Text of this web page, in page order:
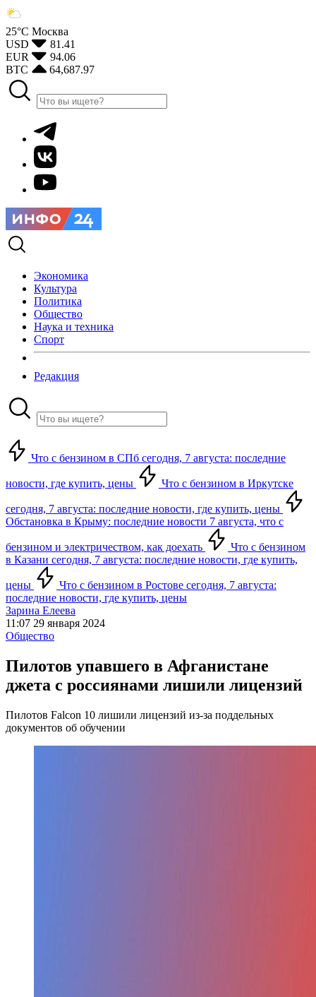
25°С Москва
USD
81.41
EUR
94.06
BTC
64,687.97
Экономика
Культура
Политика
Общество
Наука и техника
Спорт
Редакция
Что с бензином в СПб сегодня, 7 августа: последние
новости, где купить, цены Что с бензином в Иркутске
сегодня, 7 августа: последние новости, где купить, цены
Обстановка в Крыму: последние новости 7 августа, что с
бензином и электричеством, как доехать
Что с бензином
в Казани сегодня, 7 августа: последние новости, где купить,
цены
Что с бензином в Ростове сегодня, 7 августа:
последние новости, где купить, цены
Зарина Елеева
11:07 29 января 2024
Общество
Пилотов упавшего в Афганистане
джета с россиянами лишили лицензий
Пилотов Falcon 10 лишили лицензий из-за поддельных
документов об обучении